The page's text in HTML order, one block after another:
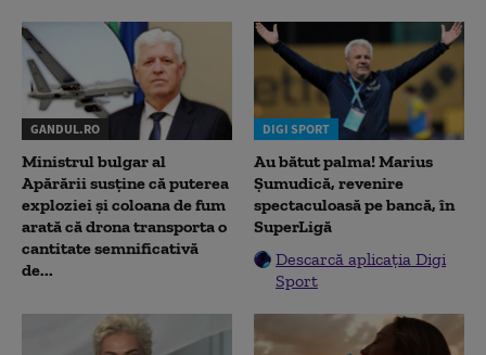
GANDUL.RO
Ministrul bulgar al
Apărării susține că puterea
exploziei și coloana de fum
arată că drona transporta o
cantitate semnificativă
de...
DIGI SPORT
Au bătut palma! Marius
Șumudică, revenire
spectaculoasă pe bancă, în
SuperLigă
Descarcă aplicația Digi
Sport